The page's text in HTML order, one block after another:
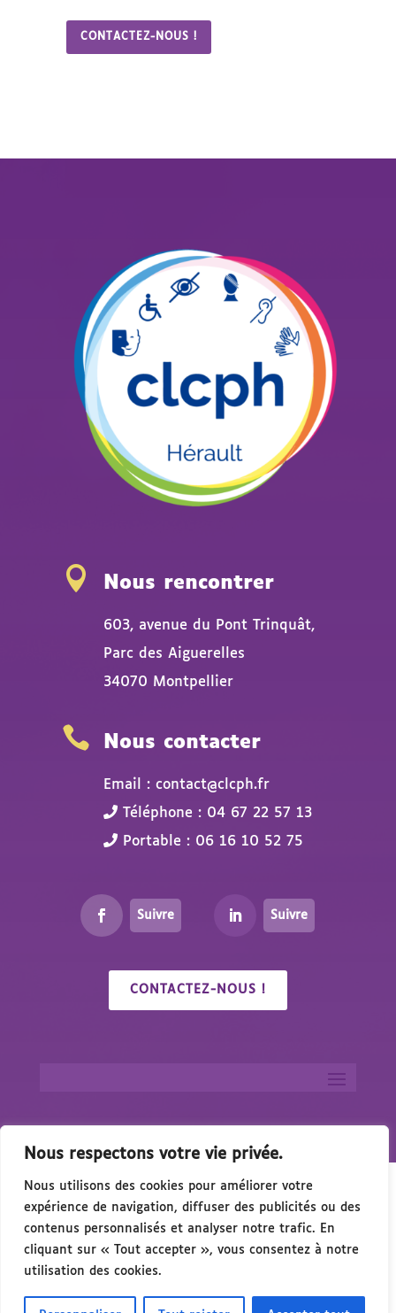
Nous respectons votre vie privée.
Nous utilisons des cookies pour améliorer votre
expérience de navigation, diffuser des publicités ou des
contenus personnalisés et analyser notre trafic. En
cliquant sur « Tout accepter », vous consentez à notre
utilisation des cookies.
CONTACTEZ-NOUS !
 Nous rencontrer
603, avenue du Pont Trinquât,
Parc des Aiguerelles
34070 Montpellier
 Nous contacter
Email : contact@clcph.fr
Téléphone : 04 67 22 57 13
Portable : 06 16 10 52 75
Suivre Suivre
CONTACTEZ-NOUS !
& de l’Accessibilité – 15 Octobre 2026 à